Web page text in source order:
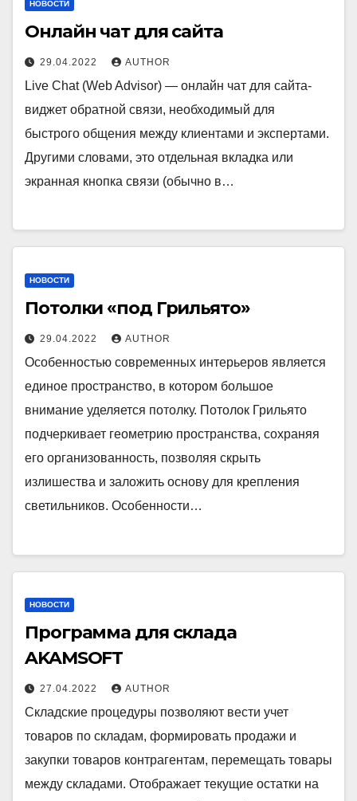
НОВОСТИ
Онлайн чат для сайта
29.04.2022 AUTHOR
Live Chat (Web Advisor) — онлайн чат для сайта-
виджет обратной связи, необходимый для
быстрого общения между клиентами и экспертами.
Другими словами, это отдельная вкладка или
экранная кнопка связи (обычно в…
НОВОСТИ
Потолки «под Грильято»
29.04.2022 AUTHOR
Особенностью современных интерьеров является
единое пространство, в котором большое
внимание уделяется потолку. Потолок Грильято
подчеркивает геометрию пространства, сохраняя
его организованность, позволяя скрыть
излишества и заложить основу для крепления
светильников. Особенности…
НОВОСТИ
Программа для склада
AKAMSOFT
27.04.2022 AUTHOR
Складские процедуры позволяют вести учет
товаров по складам, формировать продажи и
закупки товаров контрагентам, перемещать товары
между складами. Отображает текущие остатки на